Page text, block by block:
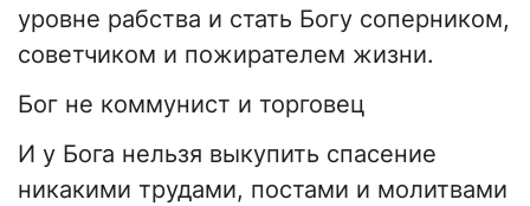
уровне рабства и стать Богу соперником,
советчиком и пожирателем жизни.
Бог не коммунист и торговец
И у Бога нельзя выкупить спасение
никакими трудами, постами и молитвами